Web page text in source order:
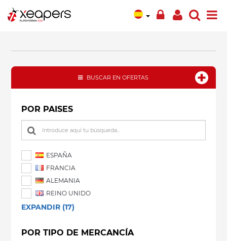
BUSCAR EN OFERTAS
POR PAISES
ESPAÑA
FRANCIA
ALEMANIA
REINO UNIDO
EXPANDIR (17)
POR TIPO DE MERCANCÍA